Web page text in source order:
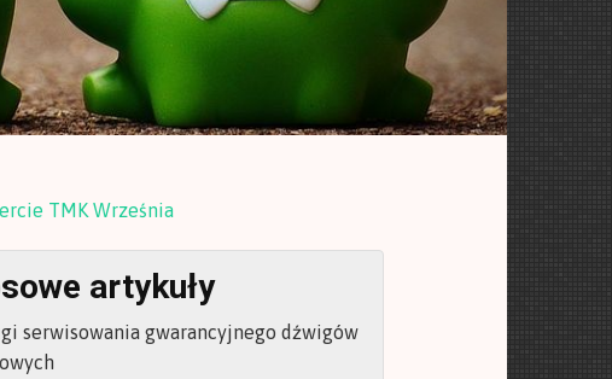
TMK Września
artykuły
serwisowania gwarancyjnego dźwigów